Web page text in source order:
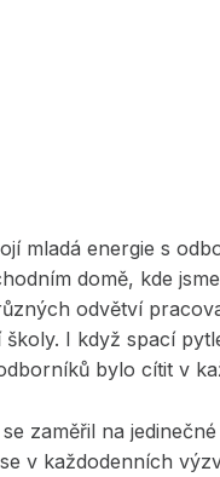
mladá energie s
domě, kde
odvětví
školy. I když spací
bylo cítit v
zaměřil na
v každodenních